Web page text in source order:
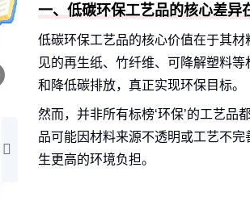
一、低碳环保工艺品的核心差异
低碳环保工艺品的核心价值在于其
见的再生纸、竹纤维、可降解塑料
和降低碳排放，真正实现环保目标。
然而，并非所有标榜‘环保’的工艺品
品可能因材料来源不透明或工艺不
生更高的环境负担。